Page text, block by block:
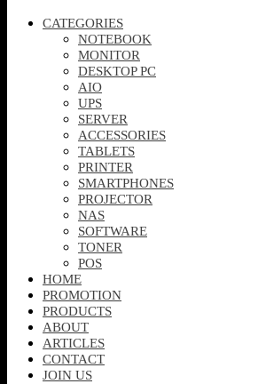
CATEGORIES
NOTEBOOK
MONITOR
DESKTOP PC
AIO
UPS
SERVER
ACCESSORIES
TABLETS
PRINTER
SMARTPHONES
PROJECTOR
NAS
SOFTWARE
TONER
POS
HOME
PROMOTION
PRODUCTS
ABOUT
ARTICLES
CONTACT
JOIN US